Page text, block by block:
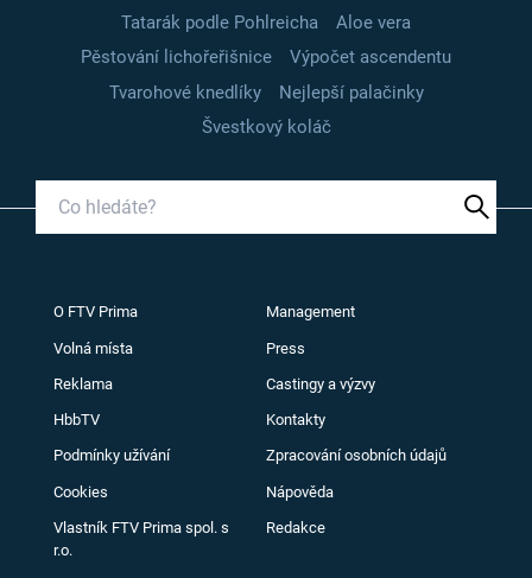
Tatarák podle Pohlreicha
Aloe vera
Pěstování lichořeřišnice
Výpočet ascendentu
Tvarohové knedlíky
Nejlepší palačinky
Švestkový koláč
O FTV Prima Management
Volná místa Press
Reklama Castingy a výzvy
HbbTV Kontakty
Podmínky užívání Zpracování osobních údajů
Cookies Nápověda
Vlastník FTV Prima spol. s
r.o.
Redakce